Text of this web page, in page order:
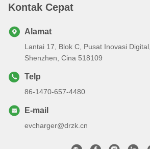
Kontak Cepat
Alamat
Lantai 17, Blok C, Pusat Inovasi
Shenzhen, Cina 518109
Telp
86-1470-657-4480
E-mail
evcharger@drzk.cn